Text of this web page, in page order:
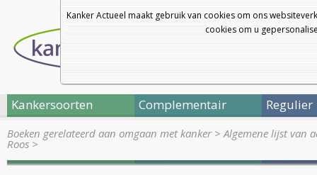
Kanker Actueel maakt gebruik van cookies om ons
cookies om u
Kankersoorten Complementair Regulier
Boeken gerelateerd aan omgaan met kanker>Algemene lijst van
Roos >